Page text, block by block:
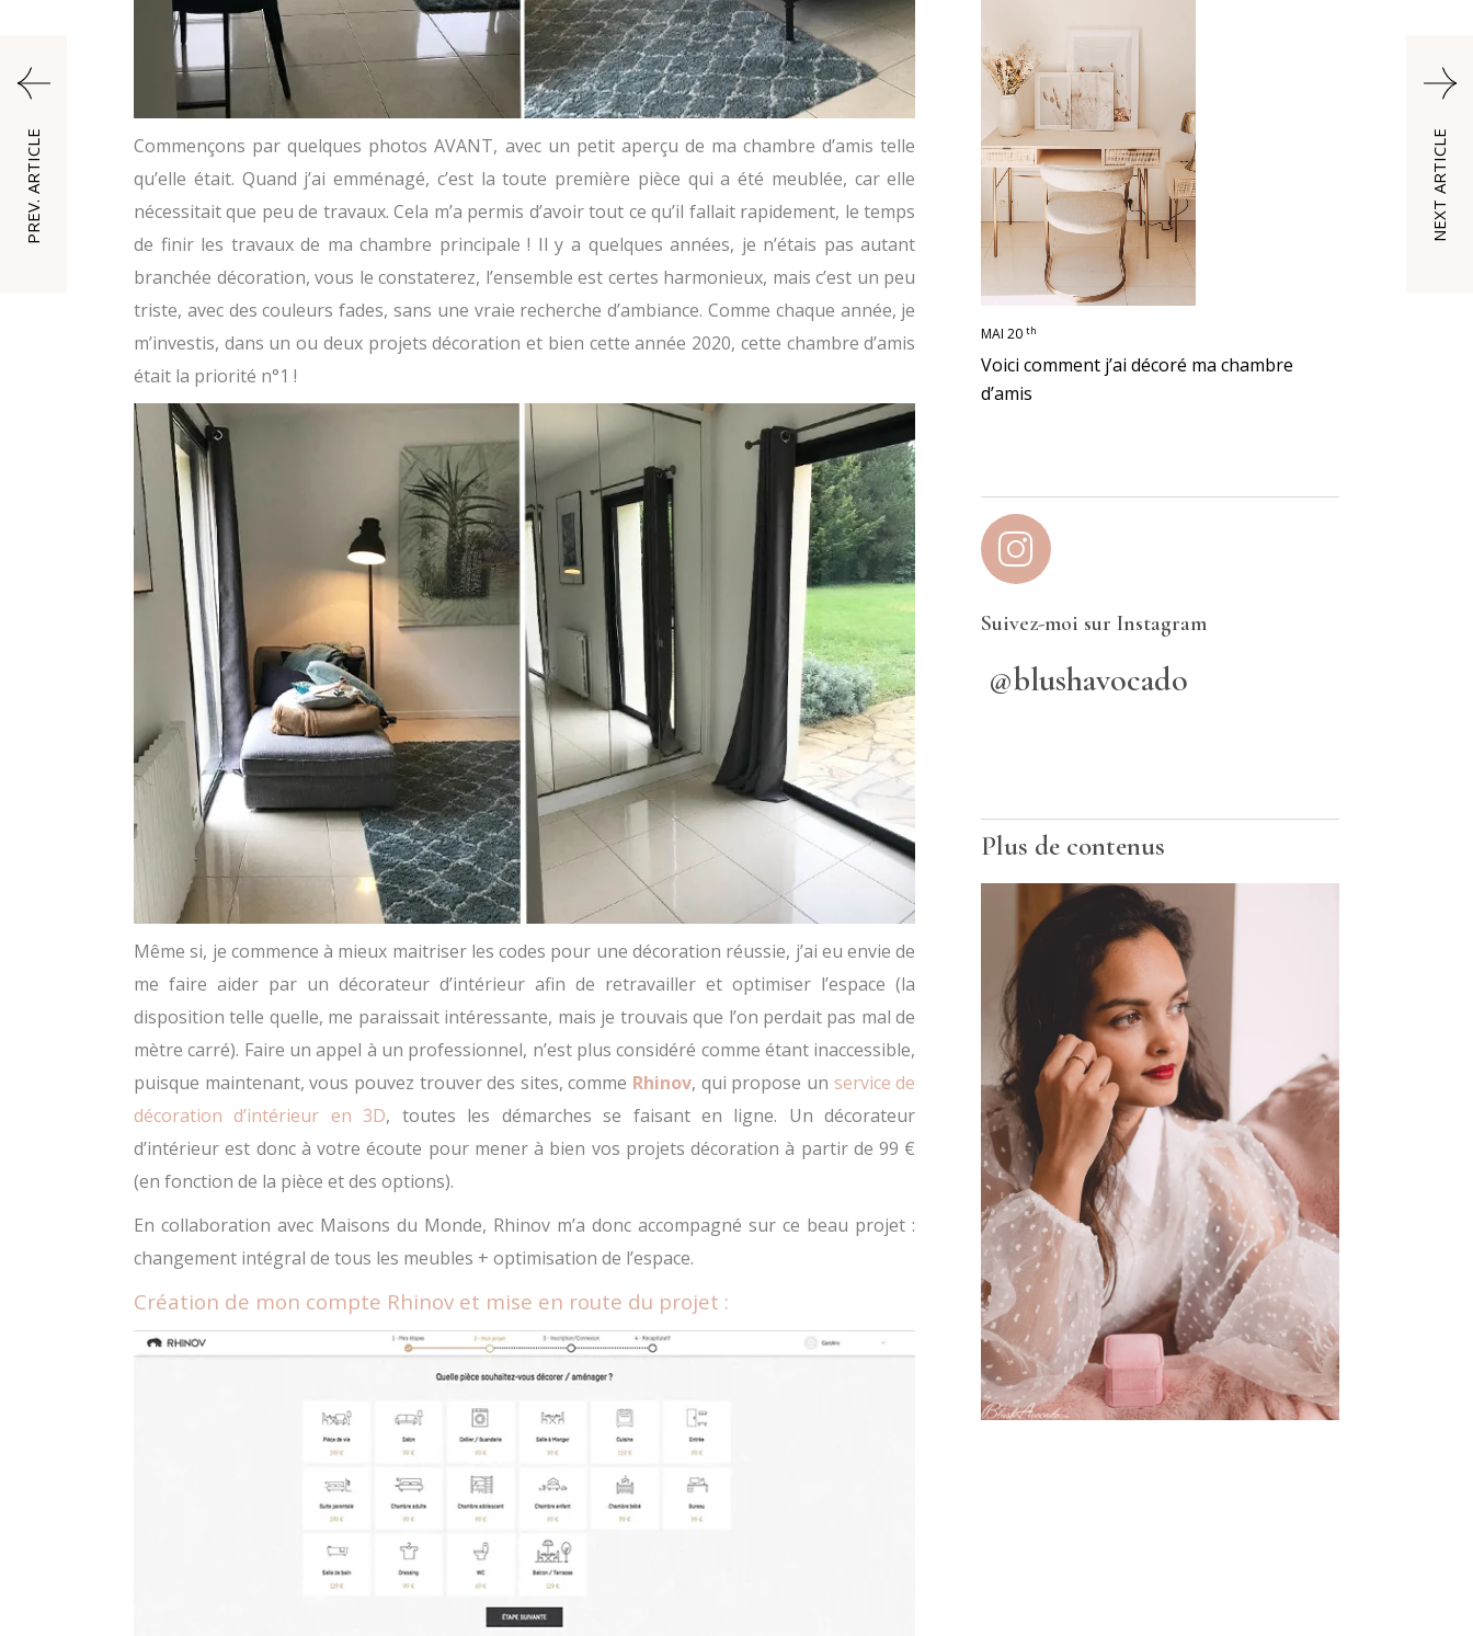
Commençons par quelques photos AVANT, avec un petit aperçu de ma chambre d’amis telle
qu’elle était. Quand j’ai emménagé, c’est la toute première pièce qui a été meublée, car elle
nécessitait que peu de travaux. Cela m’a permis d’avoir tout ce qu’il fallait rapidement, le temps
de finir les travaux de ma chambre principale ! Il y a quelques années, je n’étais pas autant
branchée décoration, vous le constaterez, l’ensemble est certes harmonieux, mais c’est un peu
triste, avec des couleurs fades, sans une vraie recherche d’ambiance. Comme chaque année, je
m’investis, dans un ou deux projets décoration et bien cette année 2020, cette chambre d’amis
était la priorité n°1 !
Même si, je commence à mieux maitriser les codes pour une décoration réussie, j’ai eu envie de
me faire aider par un décorateur d’intérieur afin de retravailler et optimiser l’espace (la
disposition telle quelle, me paraissait intéressante, mais je trouvais que l’on perdait pas mal de
mètre carré). Faire un appel à un professionnel, n’est plus considéré comme étant inaccessible,
puisque maintenant, vous pouvez trouver des sites, comme Rhinov, qui propose un service de
décoration d’intérieur en 3D, toutes les démarches se faisant en ligne. Un décorateur
d’intérieur est donc à votre écoute pour mener à bien vos projets décoration à partir de 99 €
(en fonction de la pièce et des options).
En collaboration avec Maisons du Monde, Rhinov m’a donc accompagné sur ce beau projet :
changement intégral de tous les meubles + optimisation de l’espace.
Création de mon compte Rhinov et mise en route du projet :
MAI 20 th
Voici comment j’ai décoré ma chambre
d’amis
Suivez-moi sur Instagram
@blushavocado
Plus de contenus
PREV. ARTICLE NEXT ARTICLE